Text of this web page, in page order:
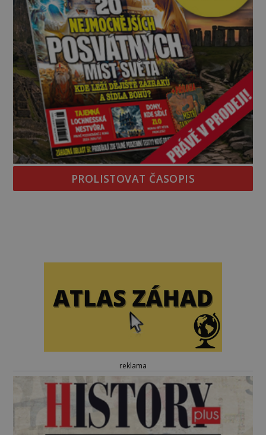
PROLISTOVAT ČASOPIS
reklama